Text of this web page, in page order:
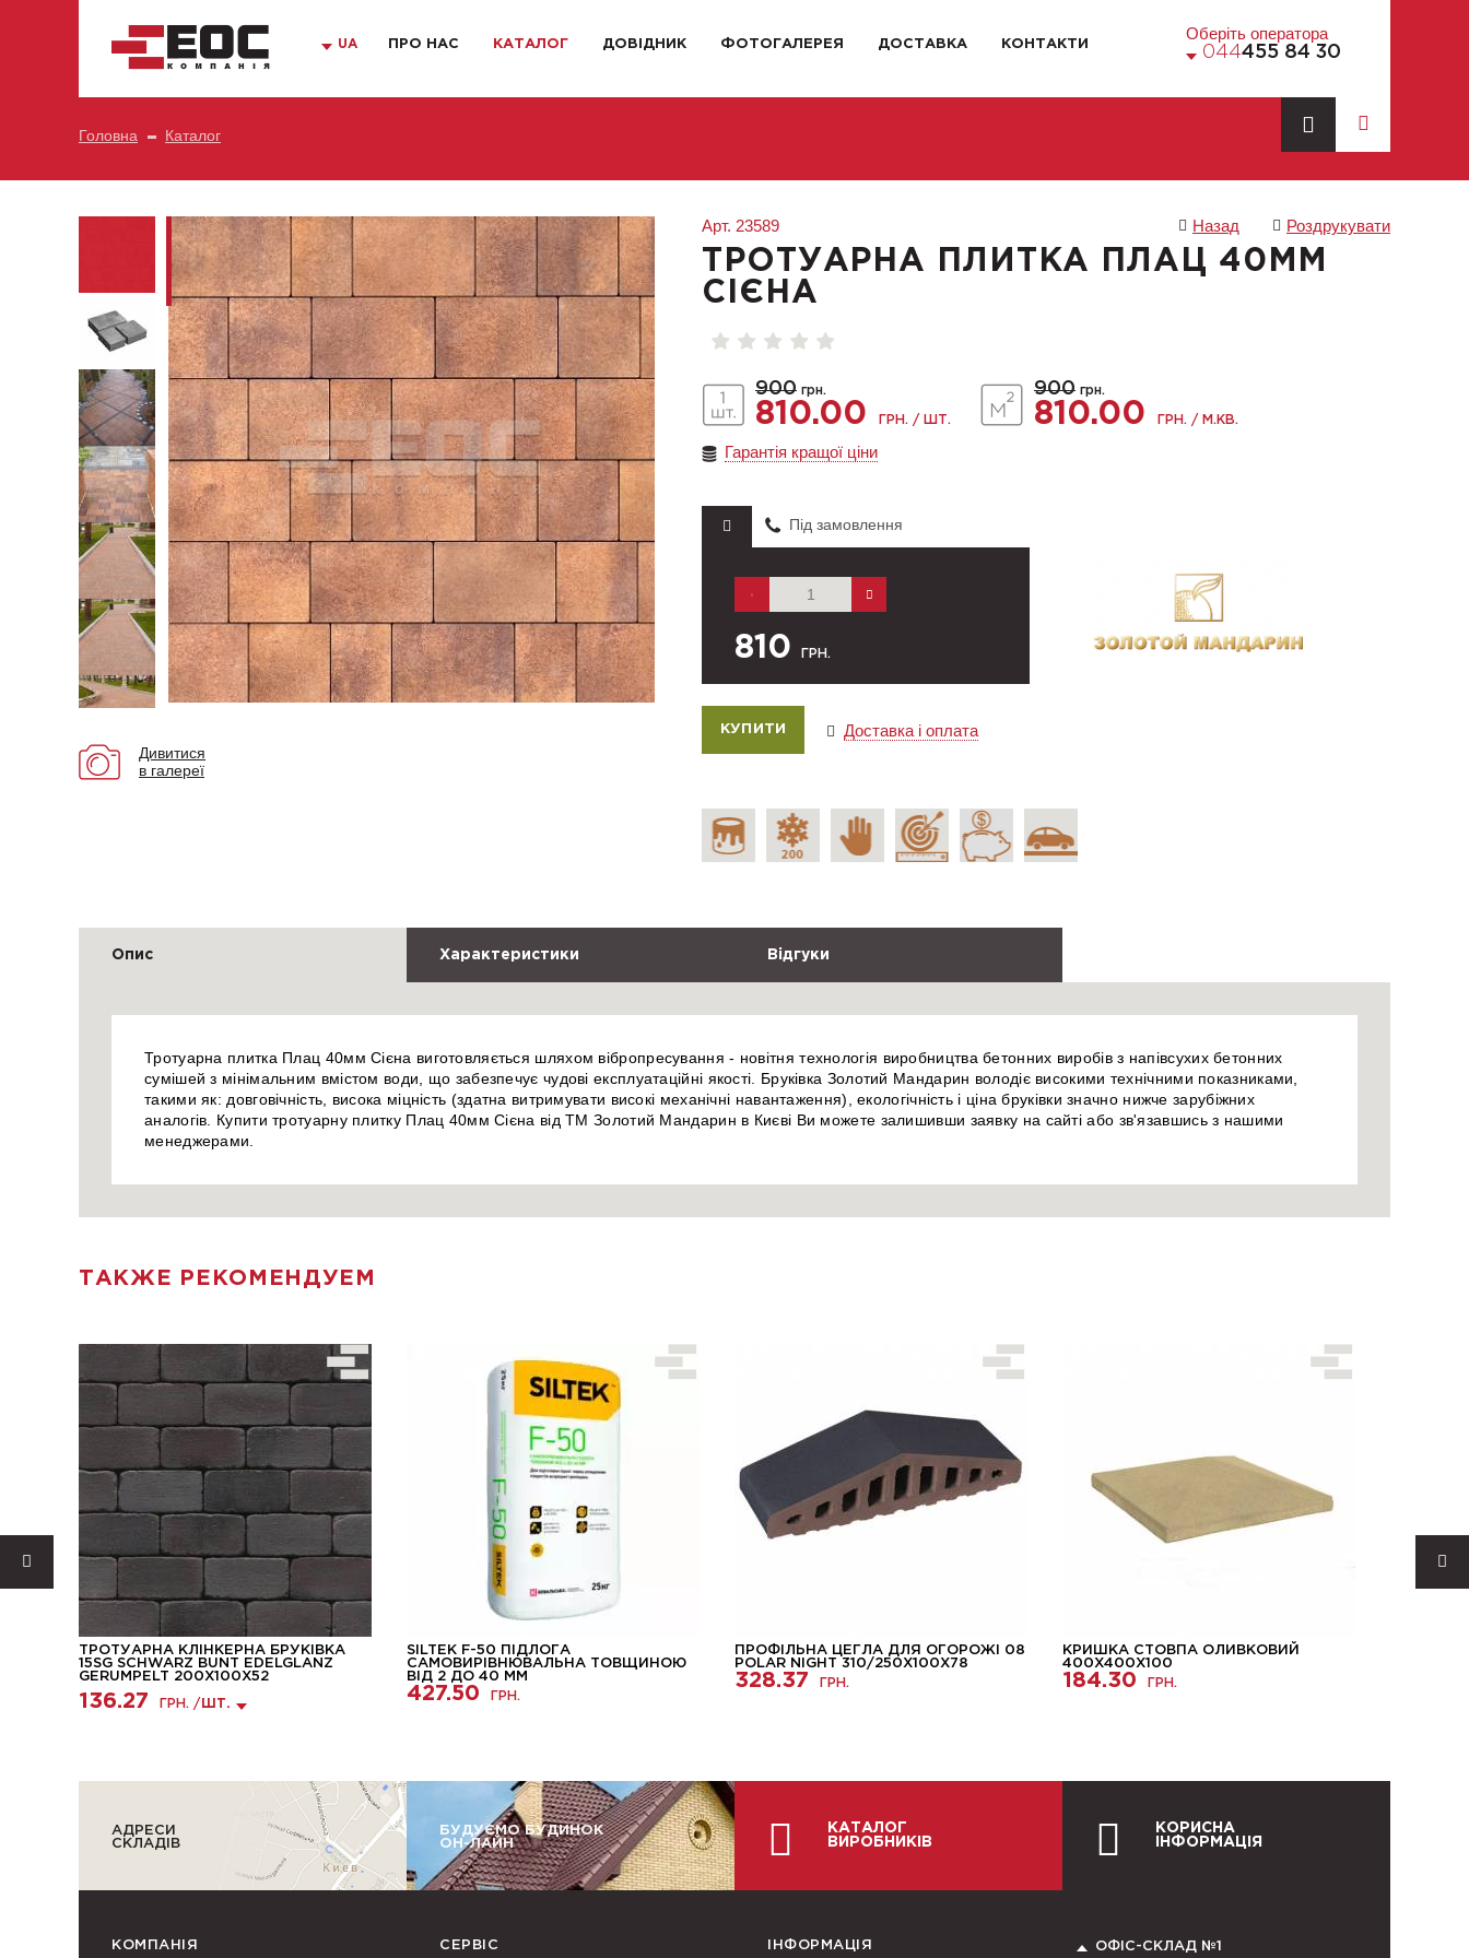
UA ПРО НАС КАТАЛОГ ДОВІДНИК ФОТОГАЛЕРЕЯ ДОСТАВКА КОНТАКТИ
Оберіть оператора
044455 84 30
Головна Каталог
Дивитися
в галереї
Арт. 23589 Назад Роздрукувати
ТРОТУАРНА ПЛИТКА ПЛАЦ 40ММ
СІЄНА
900 грн.
810.00 ГРН. / ШТ.
900 грн.
810.00 ГРН. / М.КВ.
Гарантія кращої ціни
Під замовлення
810 ГРН.
Доставка і оплата
Опис Характеристики Відгуки
Тротуарна плитка Плац 40мм Сієна виготовляється шляхом вібропресування - новітня технологія виробництва бетонних виробів з напівсухих бетонних
сумішей з мінімальним вмістом води, що забезпечує чудові експлуатаційні якості. Бруківка Золотий Мандарин володіє високими технічними показниками,
такими як: довговічність, висока міцність (здатна витримувати високі механічні навантаження), екологічність і ціна бруківки значно нижче зарубіжних
аналогів. Купити тротуарну плитку Плац 40мм Сієна від ТМ Золотий Мандарин в Києві Ви можете залишивши заявку на сайті або зв'язавшись з нашими
менеджерами.
ТАКЖЕ РЕКОМЕНДУЕМ
ТРОТУАРНА КЛІНКЕРНА БРУКІВКА
15SG SCHWARZ BUNT EDELGLANZ
GERUMPELT 200X100X52
136.27 ГРН. / ШТ.
SILTEK F-50 ПІДЛОГА
САМОВИРІВНЮВАЛЬНА ТОВЩИНОЮ
ВІД 2 ДО 40 ММ
427.50 ГРН.
ПРОФІЛЬНА ЦЕГЛА ДЛЯ ОГОРОЖІ 08
POLAR NIGHT 310/250Х100Х78
328.37 ГРН.
КРИШКА СТОВПА ОЛИВКОВИЙ
400Х400Х100
184.30 ГРН.
АДРЕСИ
СКЛАДІВ
БУДУЄМО БУДИНОК
ОН-ЛАЙН
КАТАЛОГ
ВИРОБНИКІВ
КОРИСНА
ІНФОРМАЦІЯ
КОМПАНІЯ СЕРВІС ІНФОРМАЦІЯ ОФІС-СКЛАД №1